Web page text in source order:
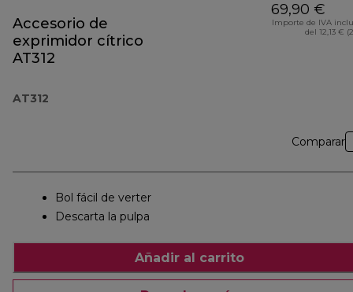
Accesorio de
exprimidor cítrico
AT312
AT312
69,90 €
Importe de IVA
del 12,13 €
Comparar
Bol fácil de verter
Descarta la pulpa
Añadir al carrito